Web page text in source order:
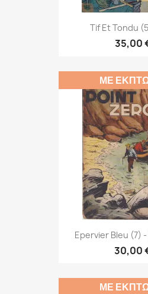
Tif Et Tondu
35,00
Epervier Bleu (7)
30,00
ΜΕ
ΜΕ